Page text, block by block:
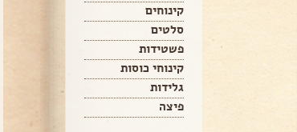
קינוחים
סלטים
פשטידות
קינוחי כוסות
גלידות
פיצה